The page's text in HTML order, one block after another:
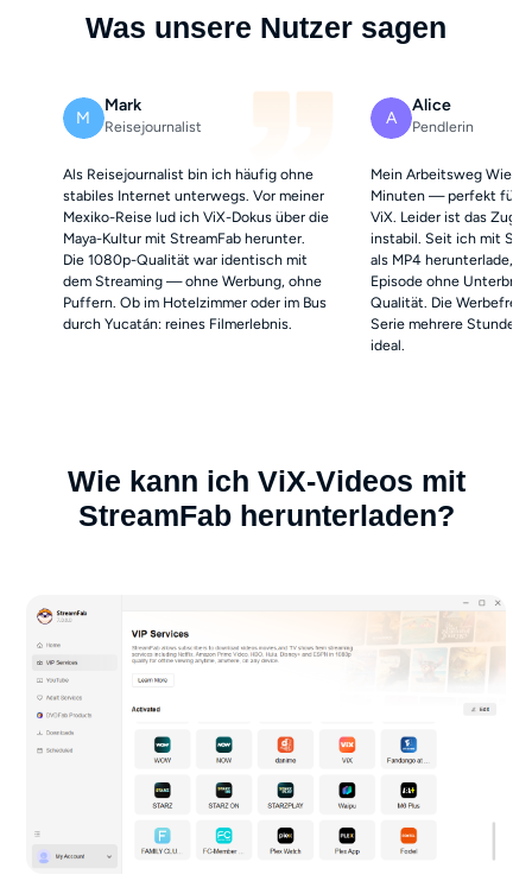
Was unsere Nutzer sagen
M
Mark
Reisejournalist
Als Reisejournalist bin ich häufig ohne
stabiles Internet unterwegs. Vor meiner
Mexiko-Reise lud ich ViX-Dokus über die
Maya-Kultur mit StreamFab herunter.
Die 1080p-Qualität war identisch mit
dem Streaming — ohne Werbung, ohne
Puffern. Ob im Hotelzimmer oder im Bus
durch Yucatán: reines Filmerlebnis.
A
Alice
Pendlerin
Mein Arbeitsweg Wien-
Minuten — perfekt für
ViX. Leider ist das
instabil. Seit ich mit
als MP4 herunterlade,
Episode ohne
Qualität. Die
Serie mehrere Stunden.
ideal.
Wie kann ich ViX-Videos mit
StreamFab herunterladen?